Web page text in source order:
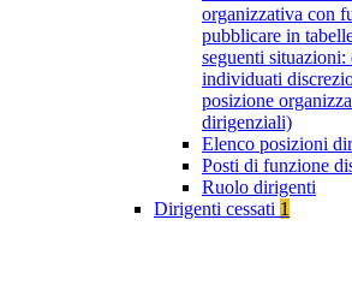
organizzativa con
pubblicare in
seguenti
individuati
posizione
dirigenziali)
Elenco posizioni
Posti di funzione
Ruolo dirigenti
Dirigenti cessati 1